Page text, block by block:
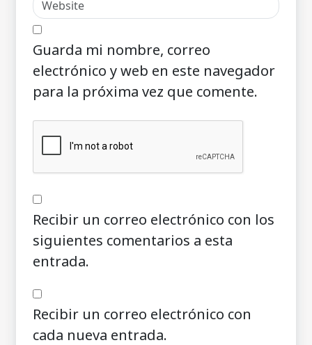
Guarda mi nombre, correo
electrónico y web en este navegador
para la próxima vez que comente.
Recibir un correo electrónico con los
siguientes comentarios a esta
entrada.
Recibir un correo electrónico con
cada nueva entrada.